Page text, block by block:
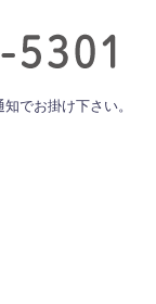
でお掛け下さい。